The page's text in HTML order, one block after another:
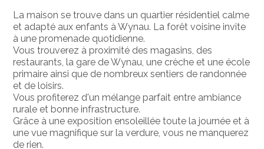
La maison se trouve dans un quartier résidentiel calme
et adapté aux enfants à Wynau. La forêt voisine invite
à une promenade quotidienne.
Vous trouverez à proximité des magasins, des
restaurants, la gare de Wynau, une crèche et une école
primaire ainsi que de nombreux sentiers de randonnée
et de loisirs.
Vous profiterez d'un mélange parfait entre ambiance
rurale et bonne infrastructure.
Grâce à une exposition ensoleillée toute la journée et à
une vue magnifique sur la verdure, vous ne manquerez
de rien.